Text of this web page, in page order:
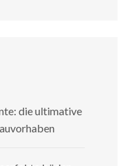
die ultimative